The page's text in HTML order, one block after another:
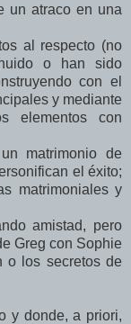
un atraco en una
al respecto (no
o han sido
con el
y mediante
elementos con
matrimonio de
el éxito;
matrimoniales y
amistad, pero
Greg con Sophie
o los secretos de
y donde, a priori,